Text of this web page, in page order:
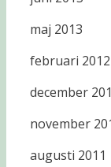
maj 2013
februari 2012
december
november
augusti 2011